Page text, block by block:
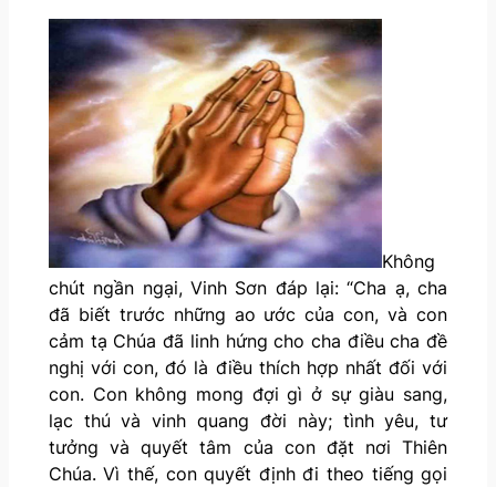
Không
chút ngần ngại, Vinh Sơn đáp lại: “Cha ạ, cha
đã biết trước những ao ước của con, và con
cảm tạ Chúa đã linh hứng cho cha điều cha đề
nghị với con, đó là điều thích hợp nhất đối với
con. Con không mong đợi gì ở sự giàu sang,
lạc thú và vinh quang đời này; tình yêu, tư
tưởng và quyết tâm của con đặt nơi Thiên
Chúa. Vì thế, con quyết định đi theo tiếng gọi